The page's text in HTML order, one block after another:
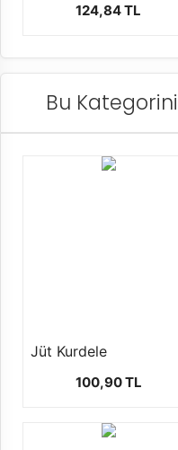
124,84 TL
Bu
Jüt Kurdele
100,90 TL